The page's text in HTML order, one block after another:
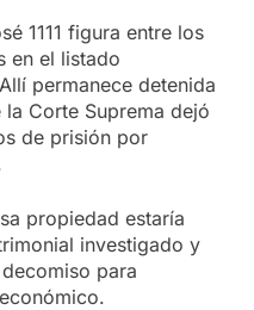
1111 figura entre los
en el listado
permanece detenida
Corte Suprema dejó
de prisión por
propiedad estaría
investigado y
para